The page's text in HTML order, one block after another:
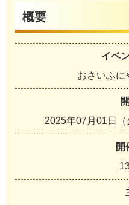
概要
イベ
おさいふに
2025年07月01日（
開